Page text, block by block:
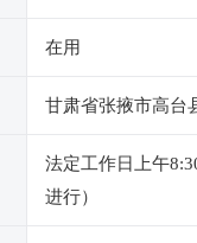
在用
甘肃省张掖市高台
法定工作日上午
进行）